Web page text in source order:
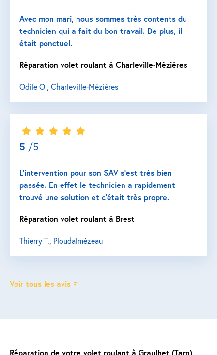
Réparation de votre volet roulant à Graulhet (Tarn)
Avec mon mari, nous sommes très contents du
technicien qui a fait du bon travail. De plus, il
était ponctuel.
Réparation volet roulant à Charleville-Mézières
Odile O., Charleville-Mézières
5 /5
L’intervention pour son SAV s’est très bien
passée. En effet le technicien a rapidement
trouvé une solution et c’était très propre.
Réparation volet roulant à Brest
Thierry T., Ploudalmézeau
Voir tous les avis